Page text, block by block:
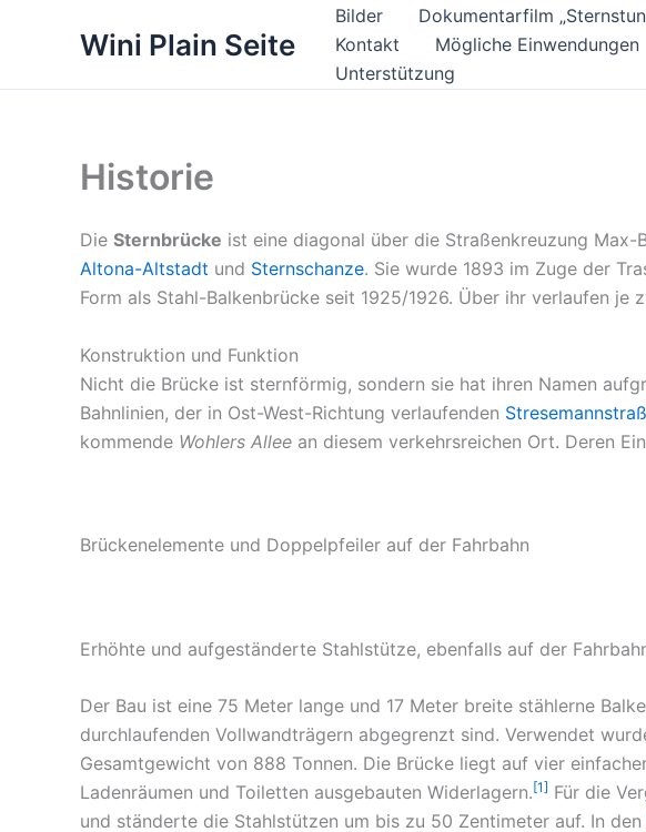
Wini Plain Seite
Bilder Dokumentarfilm
Kontakt
Mögliche Einwendungen
Unterstützung
Historie
Die Sternbrücke ist eine diagonal über die Straßenkreuzung Max-
Altona-Altstadt und Sternschanze. Sie wurde 1893 im Zuge der
Form als Stahl-Balkenbrücke seit 1925/1926. Über ihr verlaufen je
Konstruktion und Funktion
Nicht die Brücke ist sternförmig, sondern sie hat ihren Namen
Bahnlinien, der in Ost-West-Richtung verlaufenden
kommende Wohlers Allee an diesem verkehrsreichen Ort. Deren
Brückenelemente und Doppelpfeiler auf der Fahrbahn
Erhöhte und aufgeständerte Stahlstütze, ebenfalls auf der
Der Bau ist eine 75 Meter lange und 17 Meter breite stählerne
durchlaufenden Vollwandträgern abgegrenzt sind. Verwendet
Gesamtgewicht von 888 Tonnen. Die Brücke liegt auf vier
Ladenräumen und Toiletten ausgebauten Widerlagern.[1] Für die
und ständerte die Stahlstützen um bis zu 50 Zentimeter auf. In den